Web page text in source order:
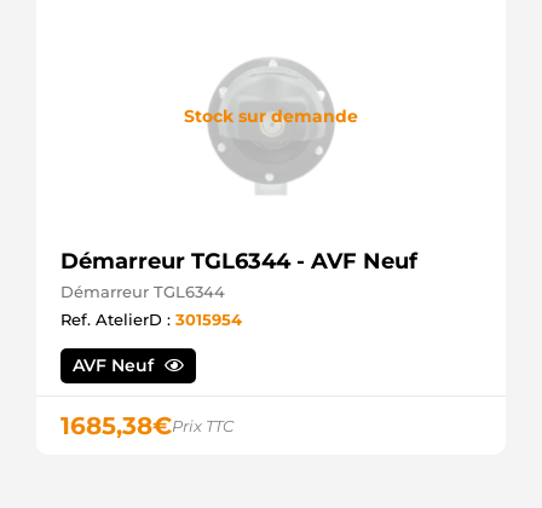
Stock sur demande
Démarreur TGL6344 - AVF Neuf
Démarreur TGL6344
Ref. AtelierD : 3015954
AVF Neuf
1685,38€Prix TTC